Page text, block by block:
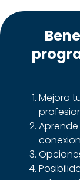
Mejora